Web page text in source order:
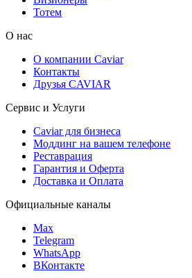
Тотем
О нас
О компании Caviar
Контакты
Друзья CAVIAR
Сервис и Услуги
Caviar для бизнеса
Моддинг на вашем телефоне
Реставрация
Гарантия и Оферта
Доставка и Оплата
Официальные каналы
Max
Telegram
WhatsApp
ВКонтакте